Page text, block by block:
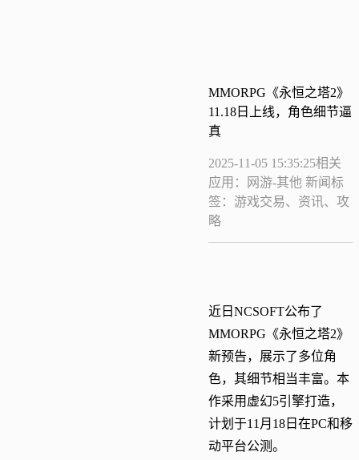
MMORPG《永恒之塔2》
11.18日上线，角色细节逼
真
2025-11-05 15:35:25相关
应用：网游-其他 新闻标
签：游戏交易、资讯、攻
略
近日NCSOFT公布了
MMORPG《永恒之塔2》
新预告，展示了多位角
色，其细节相当丰富。本
作采用虚幻5引擎打造，
计划于11月18日‌在PC和移
动平台公测。